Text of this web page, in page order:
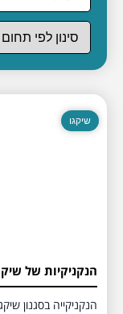
שיקגו
הנקניקיות של
הנקניקייה בסגנון